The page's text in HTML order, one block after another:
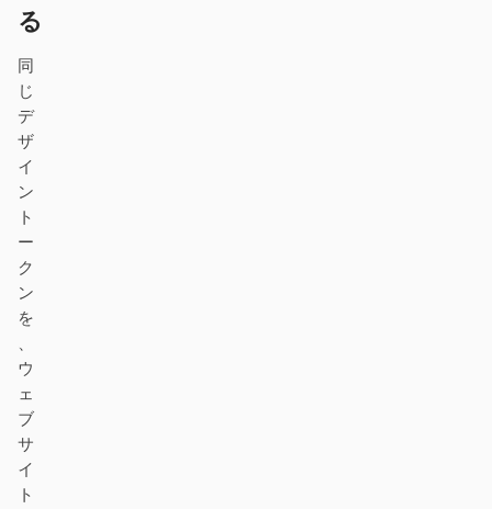
る
同
じ
デ
ザ
イ
ン
ト
ー
ク
ン
を
、
ウ
ェ
ブ
サ
イ
ト